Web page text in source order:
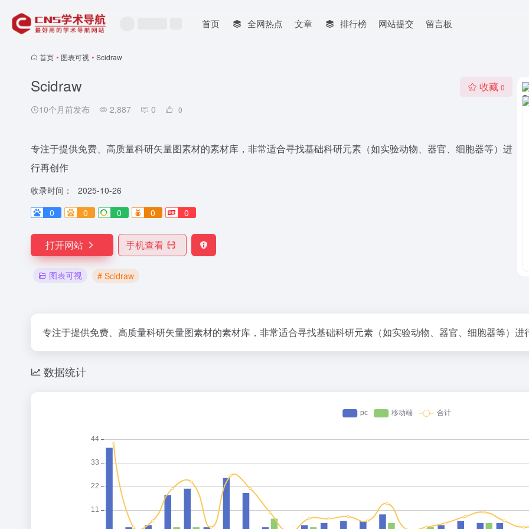
首页 全网热点 文章 排行榜 网站提交 留言板
首页 • 图表可视 • Scidraw
Scidraw
10个月前发布 2,887 0 0
收藏 0
专注于提供免费、高质量科研矢量图素材的素材库，非常适合寻找基础科研元素（如实验动物、器官、细胞器等）进
行再创作
收录时间：
2025-10-26
0
0 0 0 0
打开网站 手机查看
图表可视 # Scidraw
专注于提供免费、高质量科研矢量图素材的素材库，非常适合寻找基础科研元素（如实验动物、器官、细胞器等）进
数据统计